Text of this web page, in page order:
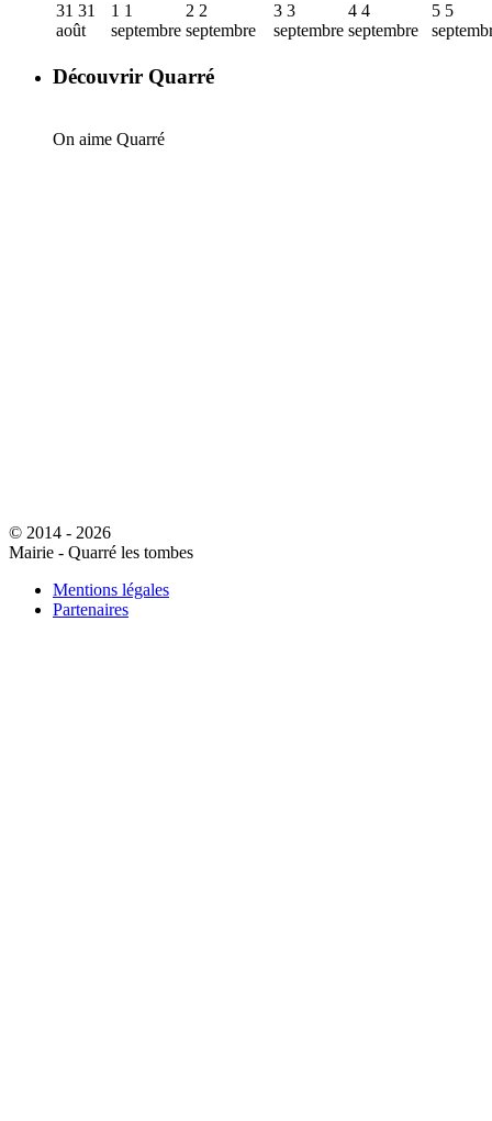
31 31
août
1 1
septembre
2 2
septembre
3 3
septembre
4 4
septembre
5 5
Découvrir Quarré
On aime Quarré
© 2014 - 2026
Mairie - Quarré les tombes
Mentions légales
Partenaires